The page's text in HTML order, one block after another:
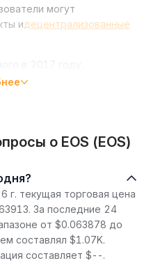
могут
идецентрализованные
проблемы
безгранична, а
(
Block.oneсо штаб-
Block.one была
о EOS (EOS)
г. текущая торговая цена
За последние 24
от $0.063878 до
составлял $1.07K.
составляет $--.